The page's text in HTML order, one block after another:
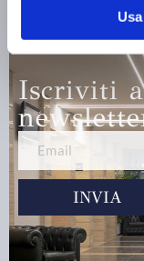
Iscriviti
INVIA